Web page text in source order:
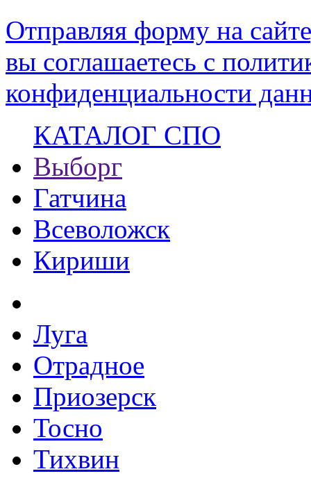
Отправляя форму на
вы соглашаетесь с
конфиденциальности
КАТАЛОГ СПО
Выборг
Гатчина
Всеволожск
Кириши
Луга
Отрадное
Приозерск
Тосно
Тихвин